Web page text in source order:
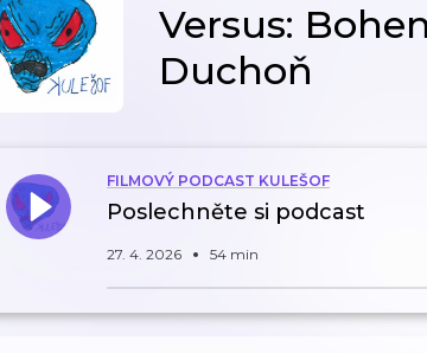
Versus:
Duchoň
FILMOVÝ PODCAST KULEŠOF
Poslechněte si podcast
27. 4. 2026 54 min